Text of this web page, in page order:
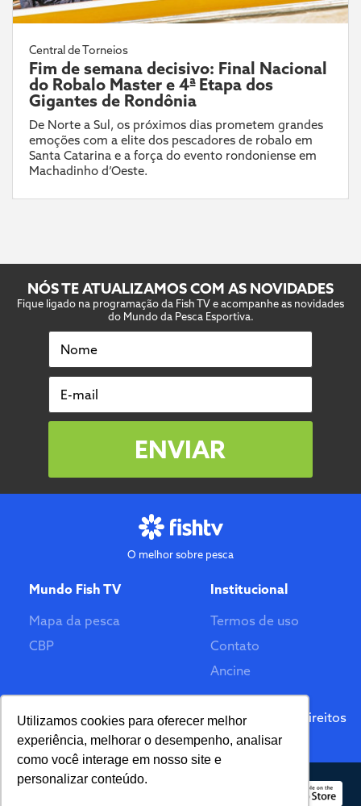
Utilizamos cookies para oferecer melhor
experiência, melhorar o desempenho, analisar
como você interage em nosso site e
personalizar conteúdo.
Central de Torneios
Fim de semana decisivo: Final Nacional
do Robalo Master e 4ª Etapa dos
Gigantes de Rondônia
De Norte a Sul, os próximos dias prometem grandes
emoções com a elite dos pescadores de robalo em
Santa Catarina e a força do evento rondoniense em
Machadinho d’Oeste.
NÓS TE ATUALIZAMOS COM AS NOVIDADES
Fique ligado na programação da Fish TV e acompanhe as novidades
do Mundo da Pesca Esportiva.
Nome
E-mail
ENVIAR
O melhor sobre pesca
Mundo Fish TV
Mapa da pesca
CBP
Institucional
Termos de uso
Contato
Ancine
Feito por
© 2026 Fish TV - Todos Direitos
Reservados. Versão 2.0